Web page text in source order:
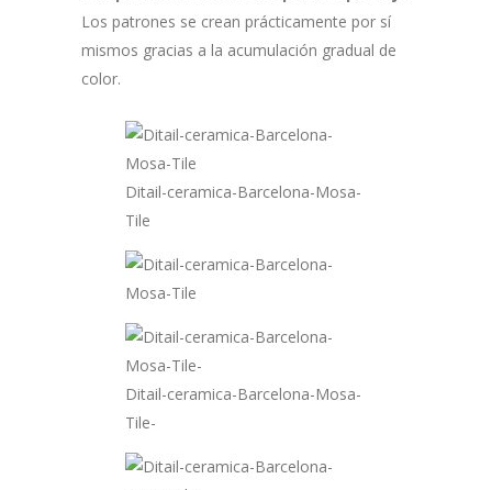
Los patrones se crean prácticamente por sí
mismos gracias a la acumulación gradual de
color.
Ditail-ceramica-Barcelona-Mosa-
Tile
Ditail-ceramica-Barcelona-Mosa-
Tile-